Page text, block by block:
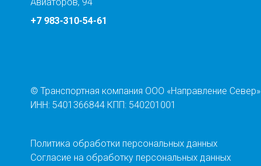
+7 983-310-54-61
© Транспортная компания ООО «Направление Север»
ИНН: 5401366844 КПП: 540201001
Политика обработки персональных данных
Согласие на обработку персональных данных